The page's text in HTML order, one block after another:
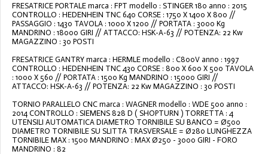
FRESATRICE PORTALE marca : FPT modello : STINGER 180 anno : 2015
CONTROLLO : HEDENHEIN TNC 640 CORSE : 1750 X 1400 X 800 //
PASSAGGIO : 1430 TAVOLA : 1000 X 1200 // PORTATA : 3000 Kg
MANDRINO : 18000 GIRI // ATTACCO: HSK-A-63 // POTENZA: 22 Kw
MAGAZZINO : 30 POSTI
FRESATRICE GANTRY marca : HERMLE modello : C800V anno : 1997
CONTROLLO : HEDENHEIN TNC 430 CORSE : 800 X 600 X 500 TAVOLA
: 1000 X 560 // PORTATA : 1500 Kg MANDRINO : 15000 GIRI //
ATTACCO: HSK-A-63 // POTENZA: 22 Kw MAGAZZINO : 30 POSTI
TORNIO PARALLELO CNC marca : WAGNER modello : WDE 500 anno :
2014 CONTROLLO : SIEMENS 828 D ( SHOPTURN ) TORRETTA : 4
UTENSILI AUTOMATICA DIAMETRO TORNIBILE SU BANCO = Ø500
DIAMETRO TORNIBILE SU SLITTA TRASVERSALE = Ø280 LUNGHEZZA
TORNIBILE MAX : 1500 MANDRINO : MAX Ø250 - 3000 GIRI - FORO
MANDRINO : 82